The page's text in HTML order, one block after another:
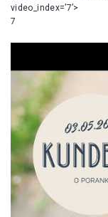
video_index=’7’>
7